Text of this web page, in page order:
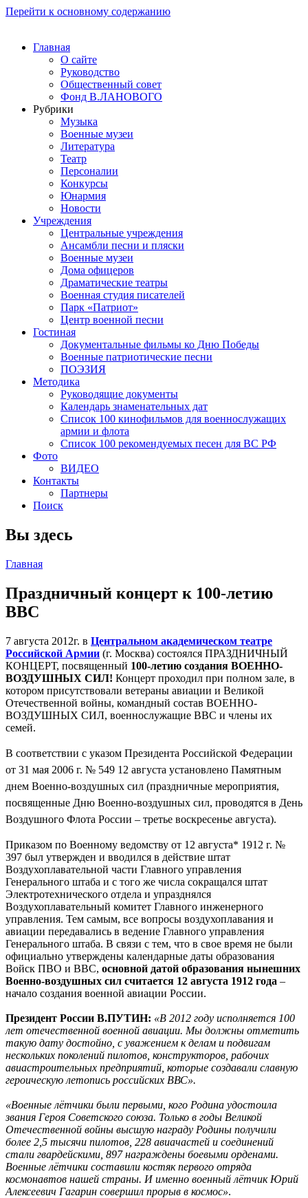
Перейти к основному содержанию
Главная
О сайте
Руководство
Общественный совет
Фонд В.ЛАНОВОГО
Рубрики
Музыка
Военные музеи
Литература
Театр
Персоналии
Конкурсы
Юнармия
Новости
Учреждения
Центральные учреждения
Ансамбли песни и пляски
Военные музеи
Дома офицеров
Драматические театры
Военная студия писателей
Парк «Патриот»
Центр военной песни
Гостиная
Документальные фильмы ко Дню Победы
Военные патриотические песни
ПОЭЗИЯ
Методика
Руководящие документы
Календарь знаменательных дат
Список 100 кинофильмов для военнослужащих
армии и флота
Список 100 рекомендуемых песен для ВС РФ
Фото
ВИДЕО
Контакты
Партнеры
Поиск
Вы здесь
Главная
Праздничный концерт к 100-летию
ВВС
7 августа 2012г. в Центральном академическом театре
Российской Армии (г. Москва) состоялся ПРАЗДНИЧНЫЙ
КОНЦЕРТ, посвященный 100-летию создания ВОЕННО-
ВОЗДУШНЫХ СИЛ! Концерт проходил при полном зале, в
котором присутствовали ветераны авиации и Великой
Отечественной войны, командный состав ВОЕННО-
ВОЗДУШНЫХ СИЛ, военнослужащие ВВС и члены их
семей.
В соответствии с указом Президента Российской Федерации
от 31 мая 2006 г. № 549 12 августа установлено Памятным
днем Военно-воздушных сил (праздничные мероприятия,
посвященные Дню Военно-воздушных сил, проводятся в День
Воздушного Флота России – третье воскресенье августа).
Приказом по Военному ведомству от 12 августа* 1912 г. №
397 был утвержден и вводился в действие штат
Воздухоплавательной части Главного управления
Генерального штаба и с того же числа сокращался штат
Электротехнического отдела и упразднялся
Воздухоплавательный комитет Главного инженерного
управления. Тем самым, все вопросы воздухоплавания и
авиации передавались в ведение Главного управления
Генерального штаба. В связи с тем, что в свое время не были
официально утверждены календарные даты образования
Войск ПВО и ВВС, основной датой образования нынешних
Военно-воздушных сил считается 12 августа 1912 года –
начало создания военной авиации России.
Президент России В.ПУТИН: «В 2012 году исполняется 100
лет отечественной военной авиации. Мы должны отметить
такую дату достойно, с уважением к делам и подвигам
нескольких поколений пилотов, конструкторов, рабочих
авиастроительных предприятий, которые создавали славную
героическую летопись российских ВВС».
«Военные лётчики были первыми, кого Родина удостоила
звания Героя Советского союза. Только в годы Великой
Отечественной войны высшую награду Родины получили
более 2,5 тысячи пилотов, 228 авиачастей и соединений
стали гвардейскими, 897 награждены боевыми орденами.
Военные лётчики составили костяк первого отряда
космонавтов нашей страны. И именно военный лётчик Юрий
Алексеевич Гагарин совершил прорыв в космос».